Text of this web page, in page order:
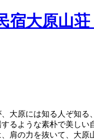
大原山荘
大原には知る人ぞ知る
るような素朴で美し
肩の力を抜いて、大